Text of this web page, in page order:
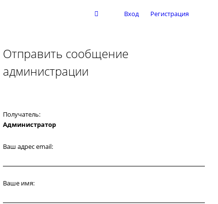
Вход Регистрация
Отправить сообщение
администрации
Получатель:
Администратор
Ваш адрес email:
Ваше имя: